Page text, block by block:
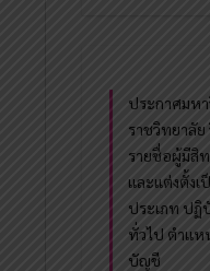
ประกาศมห
ราชวิทยาลัย
รายชื่อผู้มีสิ
และแต่งตั้ง
ประเภท ปฏิ
ทั่วไป ตำแห
บัญชี